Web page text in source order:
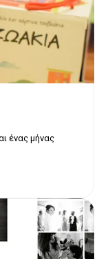
ένας μήνας